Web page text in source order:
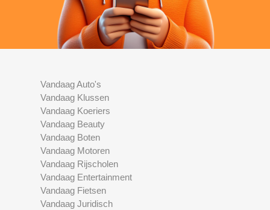
Vandaag Auto's
Vandaag Klussen
Vandaag Koeriers
Vandaag Beauty
Vandaag Boten
Vandaag Motoren
Vandaag Rijscholen
Vandaag Entertainment
Vandaag Fietsen
Vandaag Juridisch